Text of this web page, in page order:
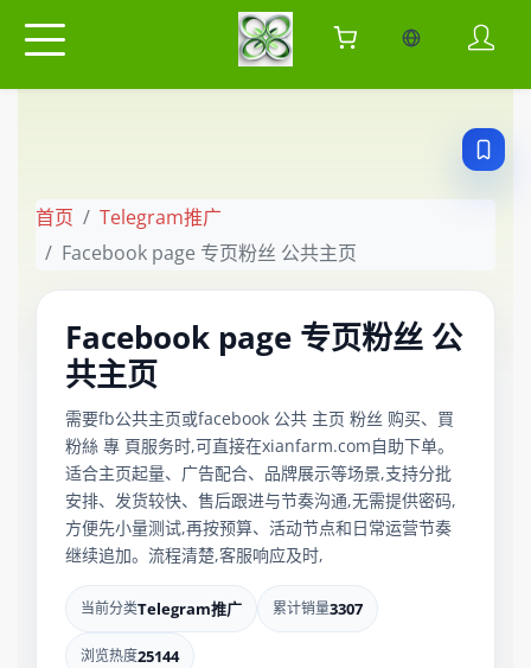
当前语言：中
首页
Telegram推广
Facebook page 专页粉丝 公共主页
Facebook page 专页粉丝 公
共主页
需要fb公共主页或facebook 公共 主页 粉丝 购买、買
粉絲 專 頁服务时,可直接在xianfarm.com自助下单。
适合主页起量、广告配合、品牌展示等场景,支持分批
安排、发货较快、售后跟进与节奏沟通,无需提供密码,
方便先小量测试,再按预算、活动节点和日常运营节奏
继续追加。流程清楚,客服响应及时,
当前分类Telegram推广 累计销量3307
浏览热度25144